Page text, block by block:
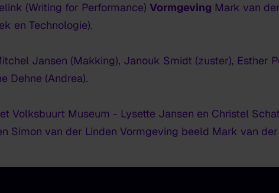
(Writing for Performance) Vormgeving Mark van
en Technologie).
Jansen (Makking), Janouk Smidt (zuster), Esther
Dehne (Andrea).
Volksbuurt Museum - Lysette Jansen en Christel
Simon van der Linden Vormgeving beeld Mark van